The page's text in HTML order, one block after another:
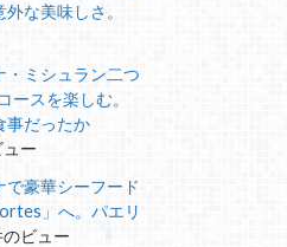
な美味しさ。
・ミシュラン二つ
スを楽しむ。
事だったか
ー
で豪華シーフード
」へ。パエリ
のビュー